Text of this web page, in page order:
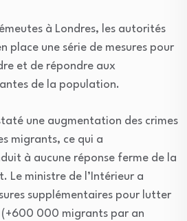
à Londres, les autorités
place une série de mesures pour
et de répondre aux
de la population.
une augmentation des crimes
migrants, ce qui a
à aucune réponse ferme de la
Le ministre de l’Intérieur a
supplémentaires pour lutter
(+600 000 migrants par an